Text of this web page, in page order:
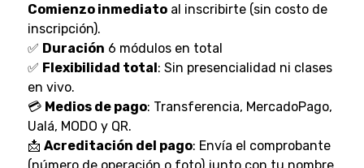
Comienzo inmediatoal inscribirte (sin costo de
inscripción).
✅ Duración 6 módulos en total
✅ Flexibilidad total: Sin presencialidad ni clases
en vivo.
💳 Medios de pago: Transferencia, MercadoPago,
Ualá, MODO y QR.
📩 Acreditación del pago: Envía el comprobante